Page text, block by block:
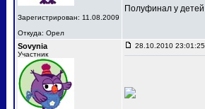
Зарегистрирован: 11.08.2009
Откуда: Орел
Полуфинал у
Sovynia
Участник
28.10.2010 23:01:25